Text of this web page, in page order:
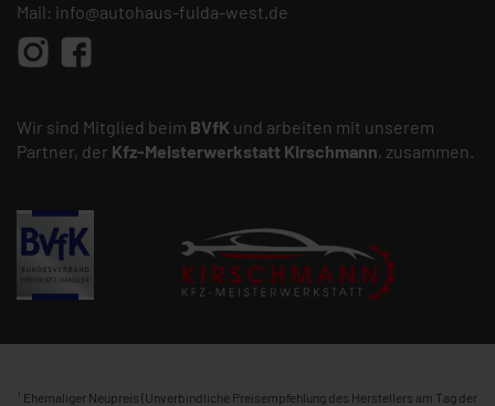
Mail: info@autohaus-fulda-west.de
Wir sind Mitglied beim BVfK und arbeiten mit unserem
Partner, der Kfz-Meisterwerkstatt Kirschmann, zusammen.
1 Ehemaliger Neupreis (Unverbindliche Preisempfehlung des Herstellers am Tag der